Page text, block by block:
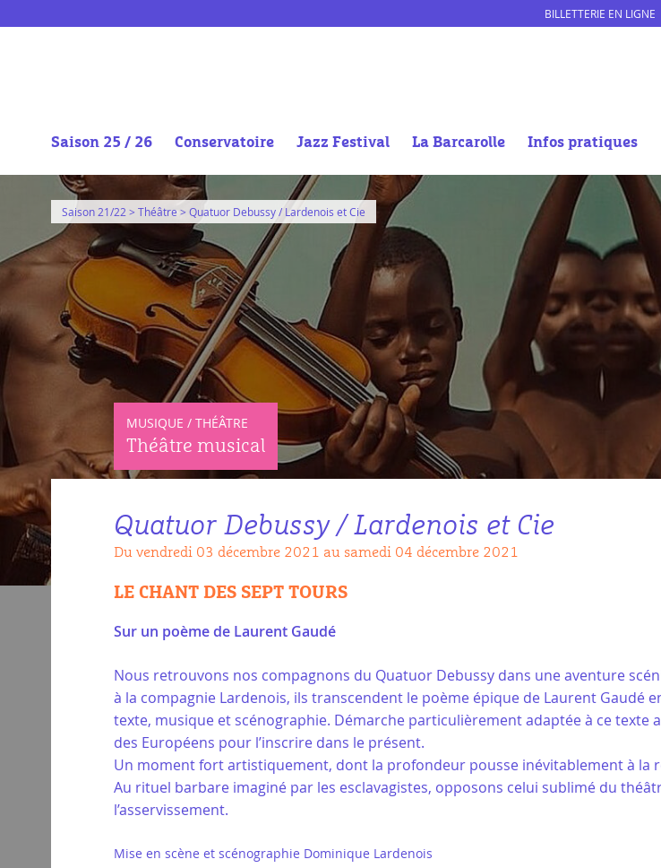
BILLETTERIE EN LIGNE
Saison 25 / 26 Conservatoire Jazz Festival La Barcarolle Infos pratiques
Saison 21/22 > Théâtre > Quatuor Debussy / Lardenois et Cie
MUSIQUE / THÉÂTRE
Théâtre musical
Quatuor Debussy / Lardenois et Cie
Du vendredi 03 décembre 2021 au samedi 04 décembre 2021
LE CHANT DES SEPT TOURS
Sur un poème de Laurent Gaudé
Nous retrouvons nos compagnons du Quatuor Debussy dans une aventure
à la compagnie Lardenois, ils transcendent le poème épique de Laurent Gaudé
texte, musique et scénographie. Démarche particulièrement adaptée à ce texte
des Européens pour l’inscrire dans le présent.
Un moment fort artistiquement, dont la profondeur pousse inévitablement à la
Au rituel barbare imaginé par les esclavagistes, opposons celui sublimé du
l’asservissement.
Mise en scène et scénographie Dominique Lardenois